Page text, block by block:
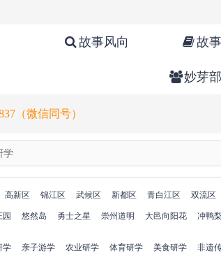
故事风向 故
妙芽
（微信同号）
学
高新区 锦江区 武候区 新都区 青白江区 双流区
园 悠然岛 勇士之星 崇州道明 大邑向阳花 冲鸭
学 亲子游学 农业研学 体育研学 美食研学 非遗